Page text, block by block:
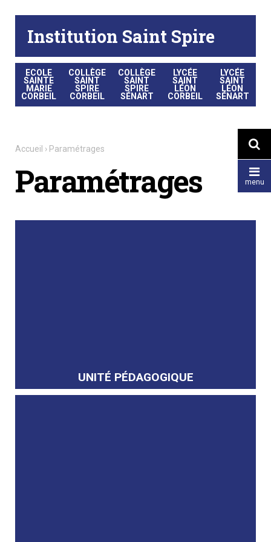
contenu.
Institution Saint Spire
ECOLE
SAINTE
MARIE
CORBEIL
COLLÈGE
SAINT
SPIRE
CORBEIL
COLLÈGE
SAINT
SPIRE
SÉNART
LYCÉE
SAINT
LÉON
CORBEIL
LYCÉE
SAINT
LÉON
SÉNART


menu
Accueil › Paramétrages
Paramétrages
UNITÉ PÉDAGOGIQUE